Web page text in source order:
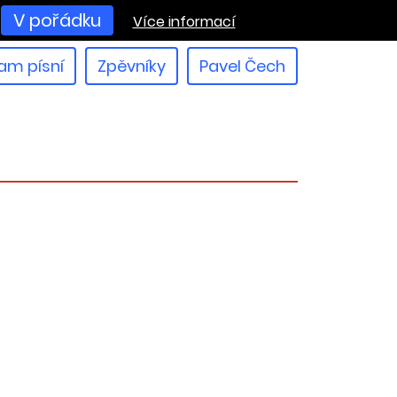
V pořádku Více informací
písní Zpěvníky Pavel Čech